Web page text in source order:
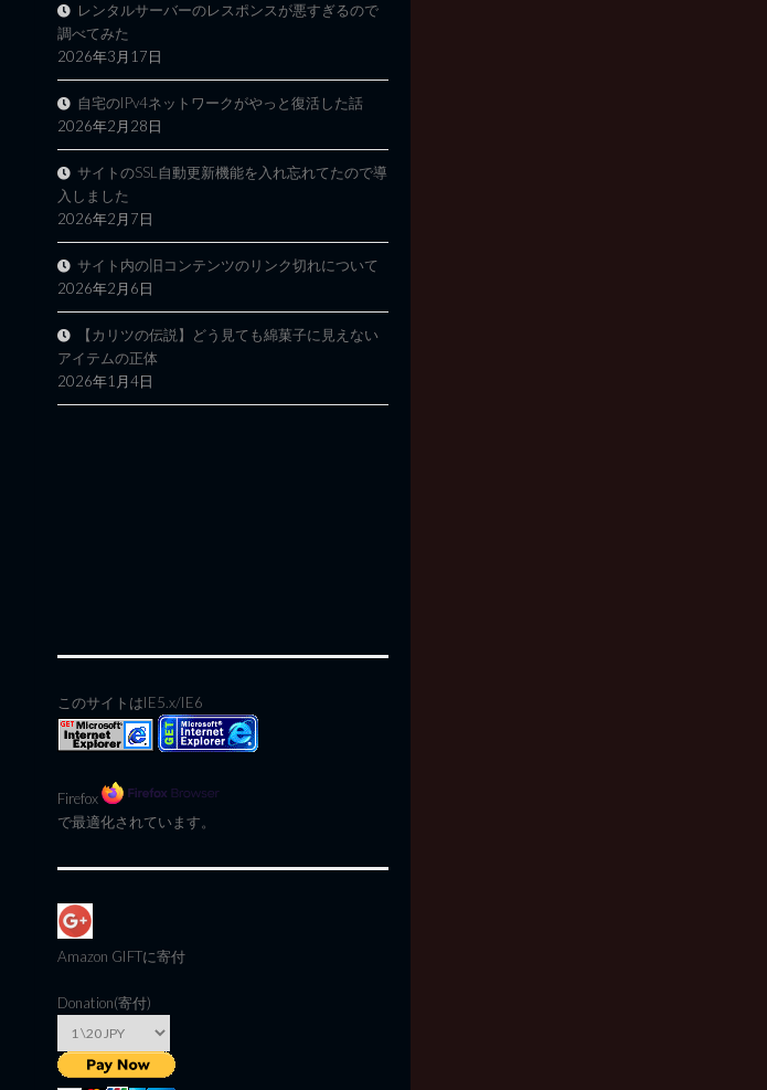
レンタルサーバーのレスポンスが悪すぎるので
調べてみた
2026年3月17日
自宅のIPv4ネットワークがやっと復活した話
2026年2月28日
サイトのSSL自動更新機能を入れ忘れてたので導
入しました
2026年2月7日
サイト内の旧コンテンツのリンク切れについて
2026年2月6日
【カリツの伝説】どう見ても綿菓子に見えない
アイテムの正体
2026年1月4日
このサイトはIE5.x/IE6
Firefox
で最適化されています。
Amazon GIFTに寄付
Donation(寄付)